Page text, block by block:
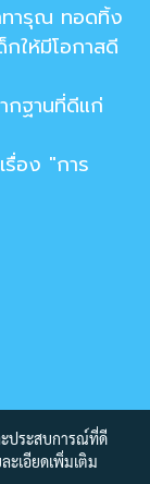
ทารุณ ทอดทิ้ง
กให้มีโอกาสดี
กฐานที่ดีแก่
รื่อง "การ
ะประสบการณ์ที่ดี
ะเอียดเพิ่มเติม